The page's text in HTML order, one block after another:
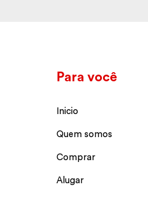
Para você
Inicio
Quem somos
Comprar
Alugar